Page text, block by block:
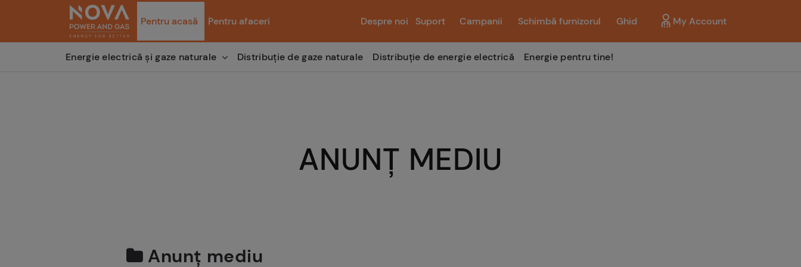
Pentru acasă Pentru afaceri Despre noi Suport Campanii Schimbă furnizorul Ghid My Account
Energie electrică și gaze naturale Distribuție de gaze naturale Distribuție de energie electrică Energie pentru tine!
ANUNȚ MEDIU
Anunț mediu